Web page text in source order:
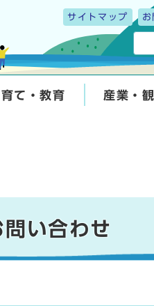
サイトマップ
て・教育 産業・
い合わせ